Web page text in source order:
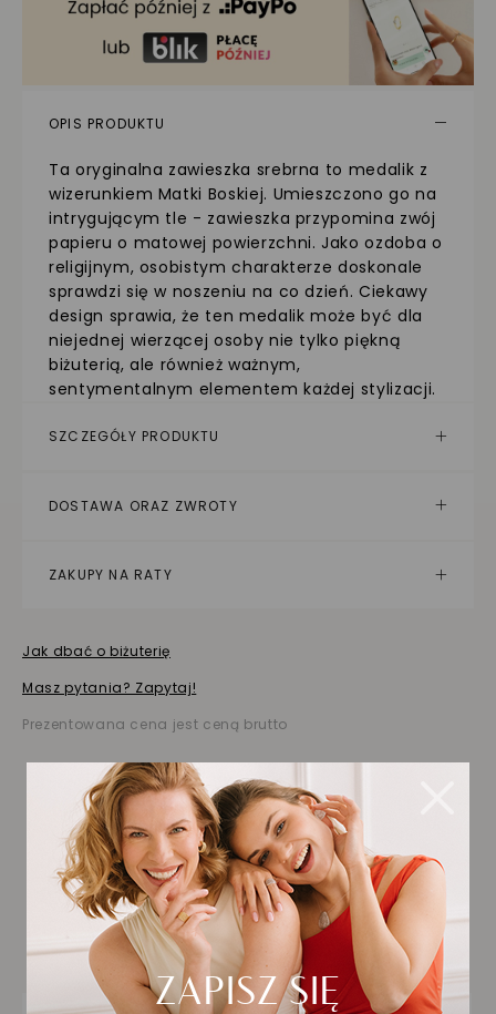
OPIS PRODUKTU
Ta oryginalna zawieszka srebrna to medalik z
wizerunkiem Matki Boskiej. Umieszczono go na
intrygującym tle - zawieszka przypomina zwój
papieru o matowej powierzchni. Jako ozdoba o
religijnym, osobistym charakterze doskonale
sprawdzi się w noszeniu na co dzień. Ciekawy
design sprawia, że ten medalik może być dla
niejednej wierzącej osoby nie tylko piękną
biżuterią, ale również ważnym,
sentymentalnym elementem każdej stylizacji.
SZCZEGÓŁY PRODUKTU
DOSTAWA ORAZ ZWROTY
ZAKUPY NA RATY
Jak dbać o biżuterię
Masz pytania? Zapytaj!
Prezentowana cena jest ceną brutto
Biżuteria wybrana dla
Ciebie